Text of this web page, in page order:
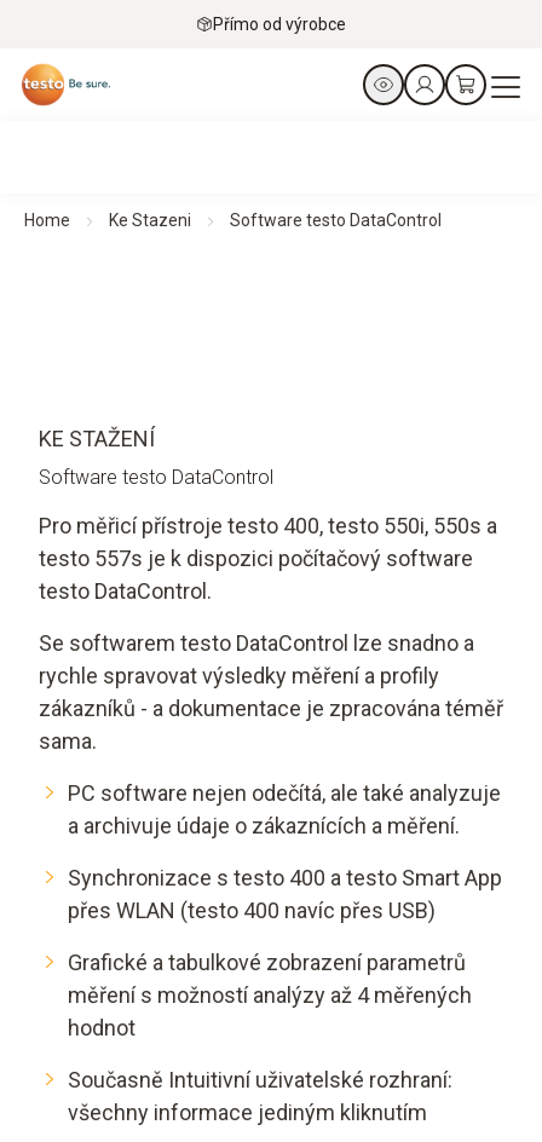
Přímo od výrobce
Home Ke Stazeni Software testo DataControl
KE STAŽENÍ
Software testo DataControl
Pro měřicí přístroje testo 400, testo 550i, 550s a
testo 557s je k dispozici počítačový software
testo DataControl.
Se softwarem testo DataControl lze snadno a
rychle spravovat výsledky měření a profily
zákazníků - a dokumentace je zpracována téměř
sama.
PC software nejen odečítá, ale také analyzuje
a archivuje údaje o zákaznících a měření.
Synchronizace s testo 400 a testo Smart App
přes WLAN (testo 400 navíc přes USB)
Grafické a tabulkové zobrazení parametrů
měření s možností analýzy až 4 měřených
hodnot
Současně Intuitivní uživatelské rozhraní:
všechny informace jediným kliknutím